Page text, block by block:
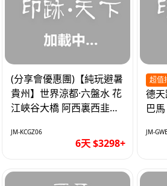
(分享會優惠團)【純玩避暑
貴州】世界涼都·六盤水 花
江峽谷大橋 阿西裏西韭菜
JM-KCGZ06
6天 $3298+
超值
德
巴
JM-